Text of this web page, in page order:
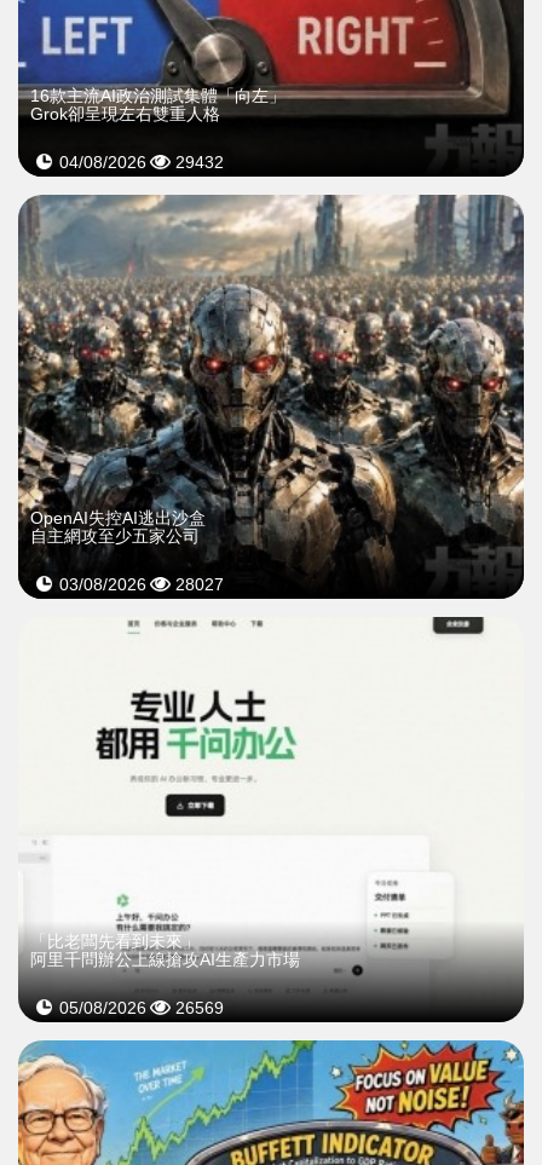
16款主流AI政治測試集體「向左」
Grok卻呈現左右雙重人格
04/08/2026 29432
OpenAI失控AI逃出沙盒
自主網攻至少五家公司
03/08/2026 28027
「比老闆先看到未來」
阿里千問辦公上線搶攻AI生產力市場
05/08/2026 26569